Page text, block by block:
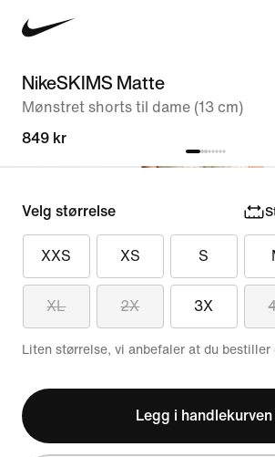
NikeSKIMS Matte
Mønstret shorts til dame (13 cm)
849 kr
Velg størrelse
XXS XS S
XL 2X 3X
Liten størrelse, vi anbefaler at du bestiller
Legg i handlekurven